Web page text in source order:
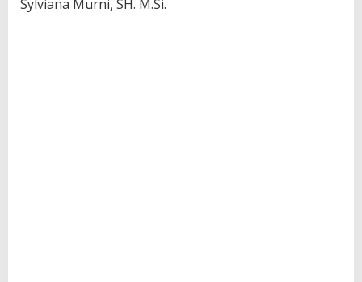
Sylviana Murni, SH. M.Si.